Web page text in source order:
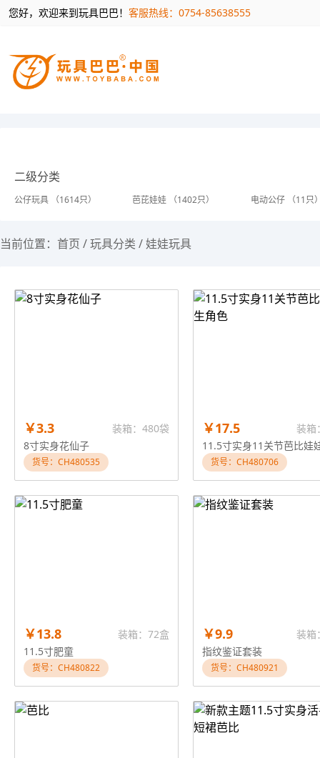
您好，欢迎来到玩具巴巴！ 客服热线：0754-85638555
二级分类
公仔玩具 （1614只） 芭芘娃娃 （1402只） 电动公仔 （11只
当前位置： 首页 /玩具分类 /娃娃玩具
￥3.3
装箱：480袋
8寸实身花仙子
货号：CH480535
￥17.5 装箱
货号：CH480706
￥13.8
装箱：72盒
11.5寸肥童
货号：CH480822
￥9.9
装箱
指纹鉴证套装
货号：CH480921